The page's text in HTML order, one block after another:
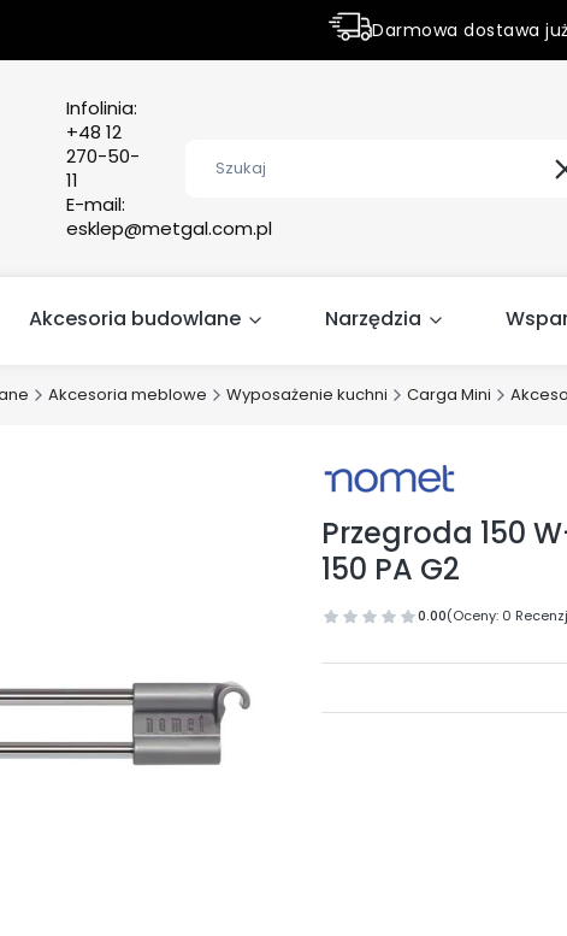
Darmowa dostawa
Infolinia:
+48 12
270-50-
11
E-mail:
esklep@metgal.com.pl
Akcesoria budowlane Narzędzia
Akcesoria meblowe Wyposażenie kuchni Carga Mini
Przegroda 150
150 PA G2
0.00(Oceny: 0